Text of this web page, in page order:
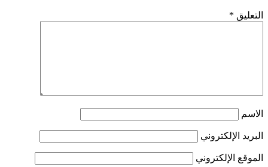
التعليق *
الاسم
البريد الإلكتروني
الموقع الإلكتروني